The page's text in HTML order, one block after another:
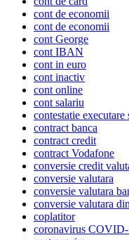
cont de economii
cont de economii
cont George
cont IBAN
cont in euro
cont inactiv
cont online
cont salariu
contestatie executare
contract banca
contract credit
contract Vodafone
conversie credit
conversie valutara
conversie valutara
conversie valutara
coplatitor
coronavirus